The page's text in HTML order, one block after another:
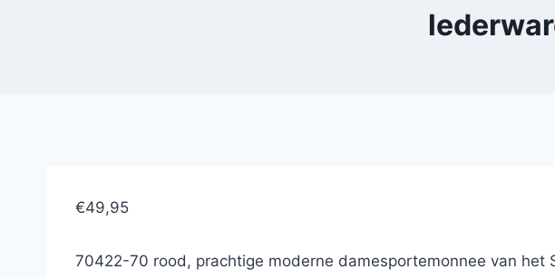
€49,95
70422-70 rood, prachtige moderne damesportemonnee van het